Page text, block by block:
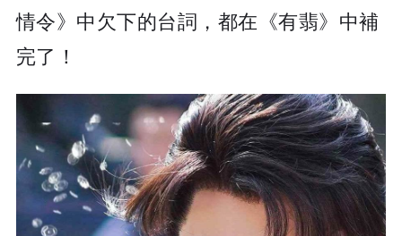
情令》中欠下的台詞，都在《有翡》中補
完了！